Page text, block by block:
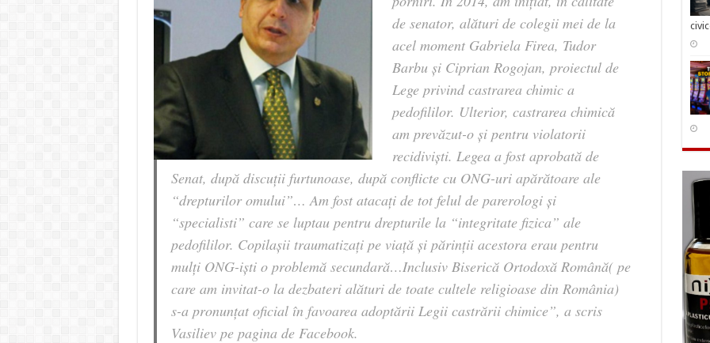
de senator, alături de colegii mei de la
acel moment Gabriela Firea, Tudor
Barbu și Ciprian Rogojan, proiectul de
Lege privind castrarea chimic a
pedofililor. Ulterior, castrarea chimică
am prevăzut-o și pentru violatorii
recidiviști. Legea a fost aprobată de
Senat, după discuții furtunoase, după conflicte cu ONG-uri apărătoare ale
“drepturilor omului”… Am fost atacați de tot felul de parerologi și
“specialisti” care se luptau pentru drepturile la “integritate fizica” ale
pedofililor. Copilașii traumatizați pe viață și părinții acestora erau pentru
mulți ONG-iști o problemă secundară…Inclusiv Biserică Ortodoxă Română( pe
care am invitat-o la dezbateri alături de toate cultele religioase din România)
s-a pronunțat oficial în favoarea adoptării Legii castrării chimice”, a scris
Vasiliev pe pagina de Facebook.